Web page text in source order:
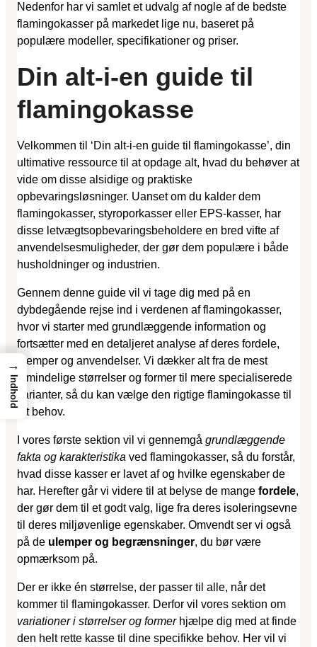
Nedenfor har vi samlet et udvalg af nogle af de bedste
flamingokasser på markedet lige nu, baseret på
populære modeller, specifikationer og priser.
Din alt-i-en guide til
flamingokasse
Velkommen til ‘Din alt-i-en guide til flamingokasse’, din
ultimative ressource til at opdage alt, hvad du behøver at
vide om disse alsidige og praktiske
opbevaringsløsninger. Uanset om du kalder dem
flamingokasser, styroporkasser eller EPS-kasser, har
disse letvægtsopbevaringsbeholdere en bred vifte af
anvendelsesmuligheder, der gør dem populære i både
husholdninger og industrien.
Gennem denne guide vil vi tage dig med på en
dybdegående rejse ind i verdenen af flamingokasser,
hvor vi starter med grundlæggende information og
fortsætter med en detaljeret analyse af deres fordele,
ulemper og anvendelser. Vi dækker alt fra de mest
almindelige størrelser og former til mere specialiserede
varianter, så du kan vælge den rigtige flamingokasse til
dit behov.
I vores første sektion vil vi gennemgå grundlæggende
fakta og karakteristika ved flamingokasser, så du forstår,
hvad disse kasser er lavet af og hvilke egenskaber de
har. Herefter går vi videre til at belyse de mange fordele,
der gør dem til et godt valg, lige fra deres isoleringsevne
til deres miljøvenlige egenskaber. Omvendt ser vi også
på de ulemper og begrænsninger, du bør være
opmærksom på.
Der er ikke én størrelse, der passer til alle, når det
kommer til flamingokasser. Derfor vil vores sektion om
variationer i størrelser og formerhjælpe dig med at finde
den helt rette kasse til dine specifikke behov. Her vil vi
→
Indhold